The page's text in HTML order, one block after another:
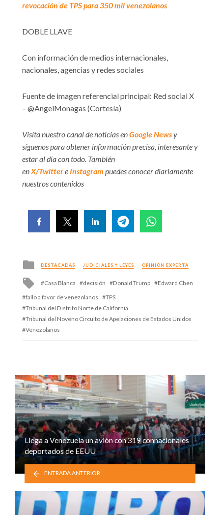
revocación de TPS para 350 mil venezolanos
DOBLE LLAVE
Con información de medios internacionales,
nacionales, agencias y redes sociales
Fuente de imagen referencial principal: Red social X
– @AngelMonagas (Cortesía)
Visita nuestro canal de noticias enGoogle Newsy
síguenos para obtener información precisa, interesante y
estar al día con todo. También
enX/Twittere Instagram puedes conocer diariamente
nuestros contenidos
Posted
in
DESTACADAS JUDICIALES Y LEYES OPINIÓN EXPERTA
Tagged
Casa Blanca decisión Donald Trump
Edward Chen
fallo a favor de venezolanos
TPS
Tribunal del Distrito Norte de California
Tribunal del Noveno Circuito de Apelaciones de Estados Unidos
Venezolanos
Llega a Venezuela un avión con 319 connacionales
deportados de EEUU
ENTRADA ANTERIOR